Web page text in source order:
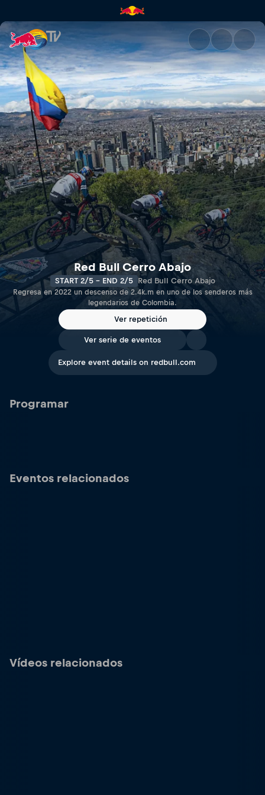
Red Bull Monserrate Cerro
Red Bull Cerro Abajo
START 2/5 - END 2/5 Red Bull Cerro Abajo
Regresa en 2022 un descenso de 2.4k.m en uno de los senderos más
legendarios de Colombia.
Ver repetición
Ver serie de eventos
Explore event details on redbull.com
Programar
Eventos relacionados
Vídeos relacionados